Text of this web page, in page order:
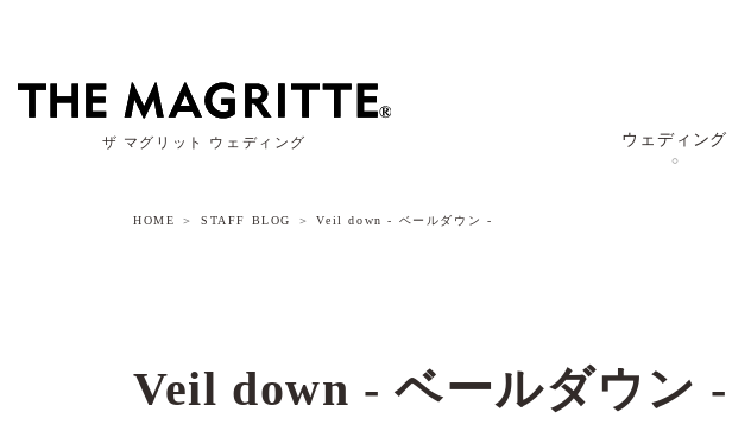
ザ マグリット ウェディング ウェディング
HOME STAFF BLOG Veil down - ベールダウン -
Veil down - ベールダウン -